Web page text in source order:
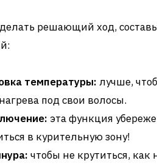
решающий ход,
температуры: лучше,
под свои волосы.
эта функция
в курительную зону!
чтобы не крутиться,